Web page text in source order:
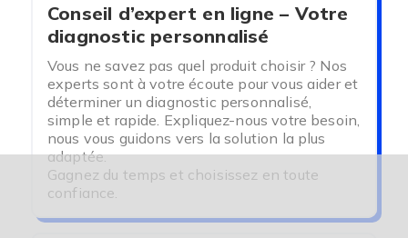
Conseil d’expert en ligne – Votre
diagnostic personnalisé
Vous ne savez pas quel produit choisir ? Nos
experts sont à votre écoute pour vous aider et
déterminer un diagnostic personnalisé,
simple et rapide. Expliquez-nous votre besoin,
nous vous guidons vers la solution la plus
adaptée.
Gagnez du temps et choisissez en toute
confiance.